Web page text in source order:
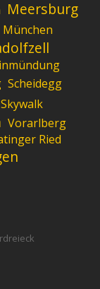
Meersburg
München
Scheidegg
Skywalk
Vorarlberg
Ried